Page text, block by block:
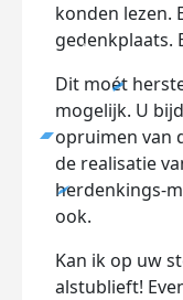
konden lezen.
gedenkplaats.
Dit moét
mogelijk. U
opruimen van
de realisatie
herdenkings-
ook.
Kan ik op uw
alstublieft!